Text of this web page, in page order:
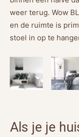
weer terug. Wow
en de ruimte is
stoel in op te
Als je je